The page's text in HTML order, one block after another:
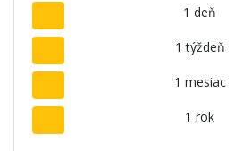
1 deň
1 týždeň
1 mesiac
1 rok